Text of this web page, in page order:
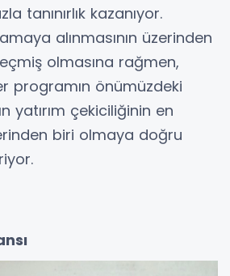
tanınırlık kazanıyor.
alınmasının üzerinden
olmasına rağmen,
programın önümüzdeki
yatırım çekiciliğinin en
biri olmaya doğru